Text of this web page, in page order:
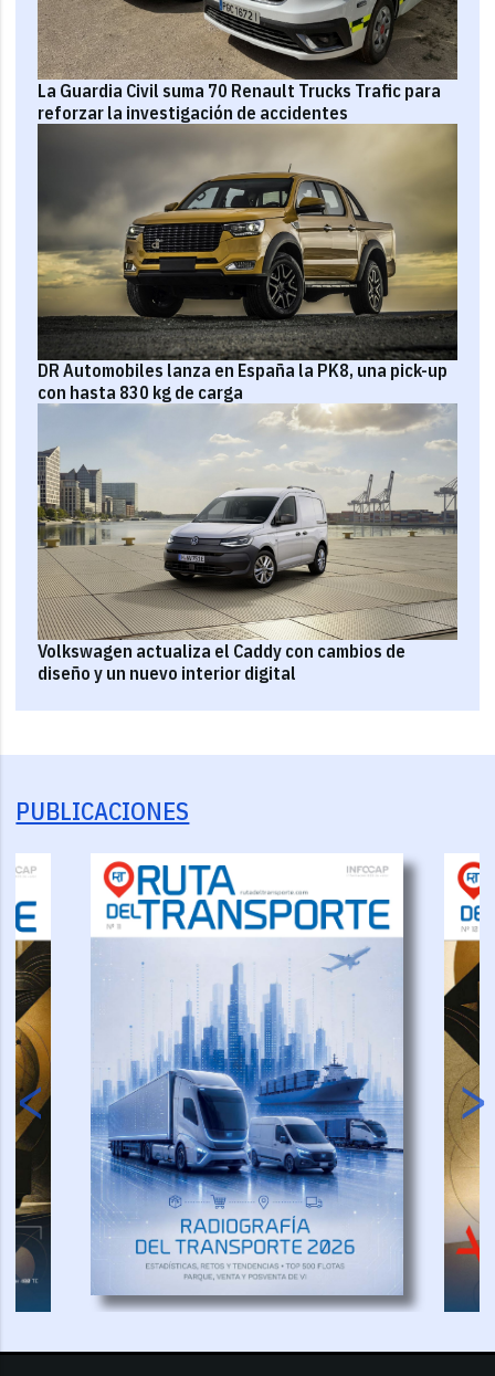
La Guardia Civil suma 70 Renault Trucks Trafic para
reforzar la investigación de accidentes
DR Automobiles lanza en España la PK8, una pick-up
con hasta 830 kg de carga
Volkswagen actualiza el Caddy con cambios de
diseño y un nuevo interior digital
PUBLICACIONES